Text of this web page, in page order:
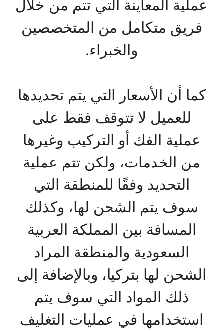
عملية المعاينة التي تتم من خلال
فريق متكامل من المتخصصين
والخبراء.
كما أن الأسعار التي يتم تحديدها
للعميل لا تتوقف فقط على
عملية الفك أو التركيب وغيرها
من الخدمات، ولكن تتم عملية
التحديد وفقًا للمنطقة التي
سوف يتم الشحن لها، وكذلك
المسافة بين المملكة العربية
السعودية والمنطقة المراد
الشحن لها بتركيا، وبالإضافة إلى
ذلك المواد التي سوف يتم
استخدامها في عمليات التغليف